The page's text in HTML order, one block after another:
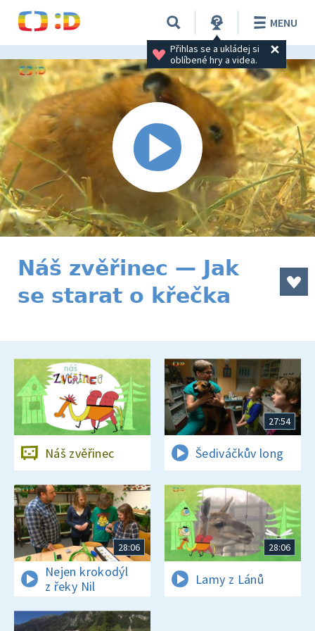
Přihlas se a ukládej si
oblíbené hry a videa.
MENU
Náš zvěřinec — Jak
se starat o křečka
Náš zvěřinec
27:54
Šediváčkův long
28:06
Nejen krokodýl
z řeky Nil
28:06
Lamy z Lánů